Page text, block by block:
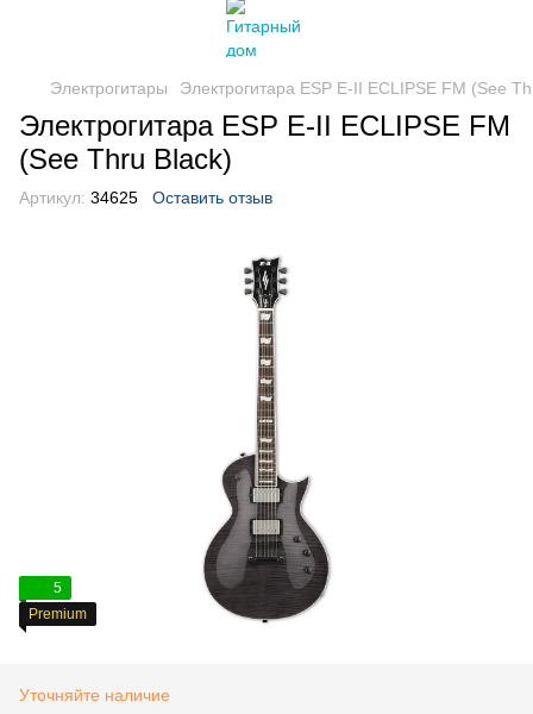
Электрогитары Электрогитара ESP E-II ECLIPSE FM (See
Электрогитара ESP E-II ECLIPSE FM
(See Thru Black)
Артикул: 34625 Оставить отзыв
5
Premium
Уточняйте наличие